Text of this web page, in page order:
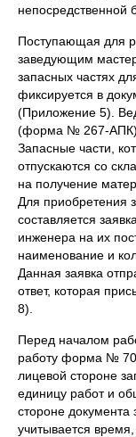
непосредственной
Поступающая для
заведующим
запасных частях
фиксируется в
(Приложение 5).
(форма № 267-АПК)
Запасные части,
отпускаются со
на получение
Для приобретения
составляется
инженера на их
наименование и
Данная заявка
ответ, которая
8).
Перед началом
работу форма № 70
лицевой стороне
единицу работ и
стороне документа
учитывается